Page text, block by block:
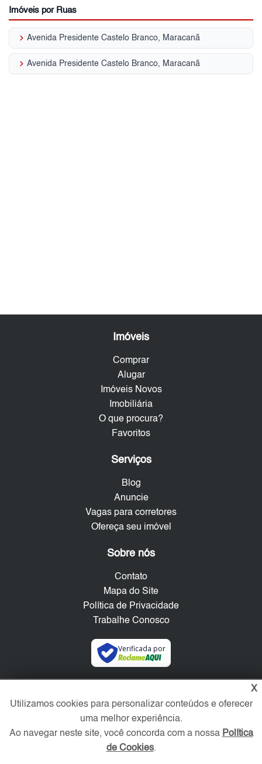
Imóveis por Ruas
keyboard_arrow_right Avenida Presidente Castelo Branco, Maracanã
keyboard_arrow_right Avenida Presidente Castelo Branco, Maracanã
Imóveis
Comprar
Alugar
Imóveis Novos
Imobiliária
O que procura?
Favoritos
Serviços
Blog
Anuncie
Vagas para corretores
Ofereça seu imóvel
Sobre nós
Contato
Mapa do Site
Política de Privacidade
Trabalhe Conosco
Verificada por
X
Utilizamos cookies para personalizar conteúdos e oferecer
uma melhor experiência.
Ao navegar neste site, você concorda com a nossa Política
de Cookies.